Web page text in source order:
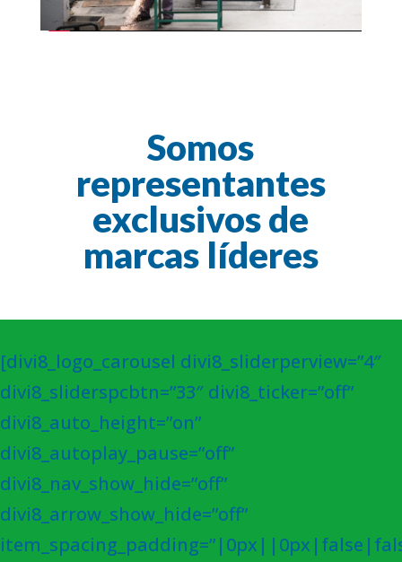
Somos
representantes
exclusivos de
marcas líderes
[divi8_logo_carousel divi8_sliderperview=”4″
divi8_sliderspcbtn=”33″ divi8_ticker=”off”
divi8_auto_height=”on”
divi8_autoplay_pause=”off”
divi8_nav_show_hide=”off”
divi8_arrow_show_hide=”off”